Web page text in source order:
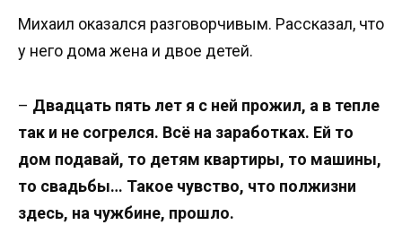
Михаил оказался разговорчивым. Рассказал, что
у него дома жена и двое детей.
– Двадцать пять лет я с ней прожил, а в тепле
так и не согрелся. Всё на заработках. Ей то
дом подавай, то детям квартиры, то машины,
то свадьбы… Такое чувство, что полжизни
здесь, на чужбине, прошло.